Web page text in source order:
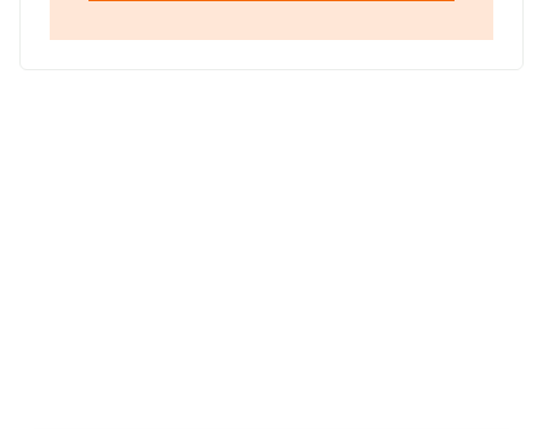
Nucleo Residencial 4, Bl. A,, (41100), Coria Del Rio,